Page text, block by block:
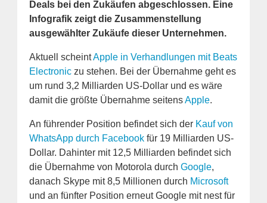
Deals bei den Zukäufen abgeschlossen. Eine
Infografik zeigt die Zusammenstellung
ausgewählter Zukäufe dieser Unternehmen.
Aktuell scheintApple in Verhandlungen mit Beats
Electronic zu stehen. Bei der Übernahme geht es
um rund 3,2 Milliarden US-Dollar und es wäre
damit die größte Übernahme seitensApple.
An führender Position befindet sich der Kauf von
WhatsApp durch Facebook für 19 Milliarden US-
Dollar. Dahinter mit 12,5 Milliarden befindet sich
die Übernahme von Motorola durch Google,
danach Skype mit 8,5 Millionen durch Microsoft
und an fünfter Position erneut Google mit nest für